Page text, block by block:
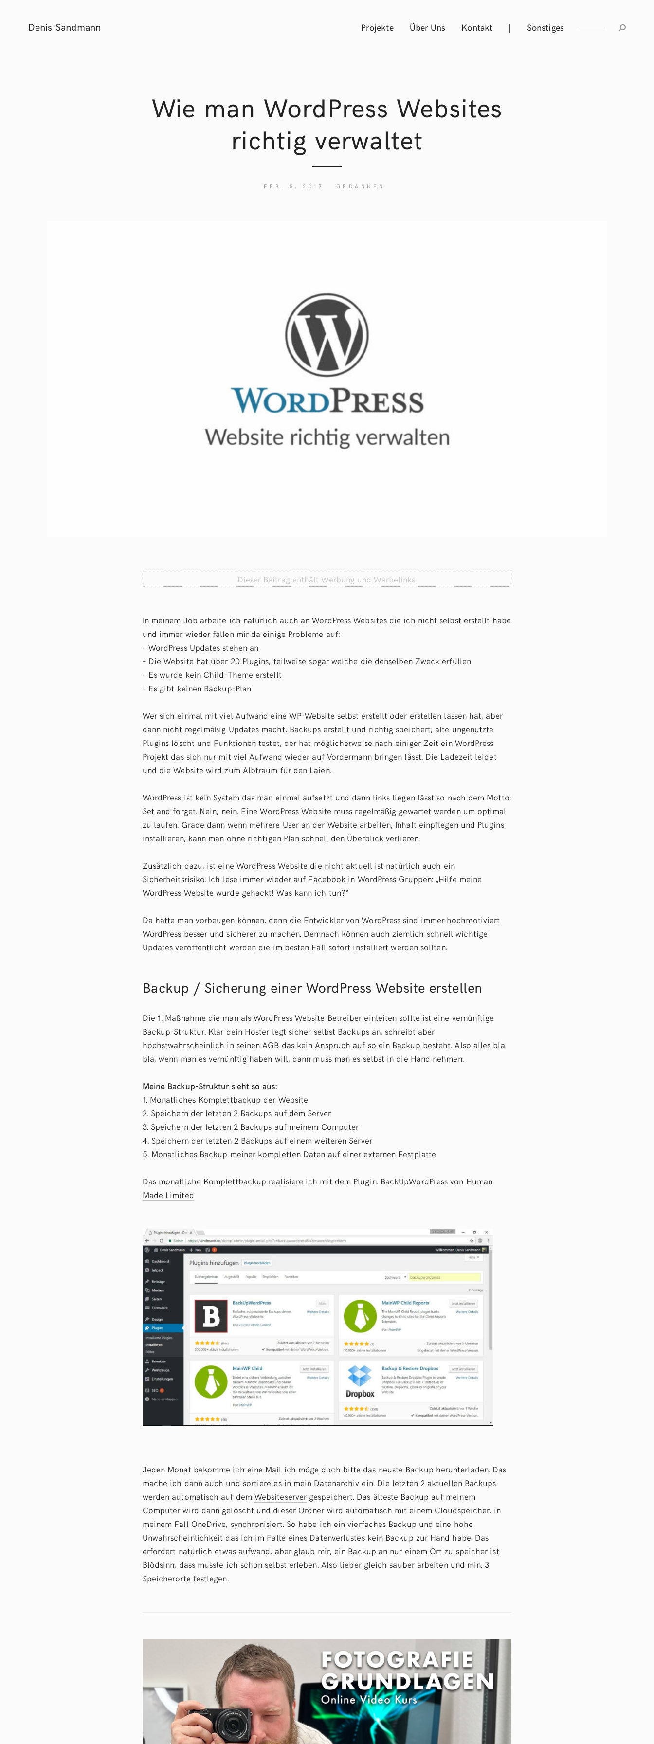
Denis Sandmann Projekte Über Uns Kontakt | Sonstiges
Wie man WordPress Websites
richtig verwaltet
FEB. 5, 2017 GEDANKEN
Dieser Beitrag enthält Werbung und Werbelinks.
In meinem Job arbeite ich natürlich auch an WordPress Websites die ich nicht selbst erstellt habe
und immer wieder fallen mir da einige Probleme auf:
– WordPress Updates stehen an
– Die Website hat über 20 Plugins, teilweise sogar welche die denselben Zweck erfüllen
– Es wurde kein Child-Theme erstellt
– Es gibt keinen Backup-Plan
Wer sich einmal mit viel Aufwand eine WP-Website selbst erstellt oder erstellen lassen hat, aber
dann nicht regelmäßig Updates macht, Backups erstellt und richtig speichert, alte ungenutzte
Plugins löscht und Funktionen testet, der hat möglicherweise nach einiger Zeit ein WordPress
Projekt das sich nur mit viel Aufwand wieder auf Vordermann bringen lässt. Die Ladezeit leidet
und die Website wird zum Albtraum für den Laien.
WordPress ist kein System das man einmal aufsetzt und dann links liegen lässt so nach dem Motto:
Set and forget. Nein, nein. Eine WordPress Website muss regelmäßig gewartet werden um optimal
zu laufen. Grade dann wenn mehrere User an der Website arbeiten, Inhalt einpflegen und Plugins
installieren, kann man ohne richtigen Plan schnell den Überblick verlieren.
Zusätzlich dazu, ist eine WordPress Website die nicht aktuell ist natürlich auch ein
Sicherheitsrisiko. Ich lese immer wieder auf Facebook in WordPress Gruppen: „Hilfe meine
WordPress Website wurde gehackt! Was kann ich tun?“
Da hätte man vorbeugen können, denn die Entwickler von WordPress sind immer hochmotiviert
WordPress besser und sicherer zu machen. Demnach können auch ziemlich schnell wichtige
Updates veröffentlicht werden die im besten Fall sofort installiert werden sollten.
Backup / Sicherung einer WordPress Website erstellen
Die 1. Maßnahme die man als WordPress Website Betreiber einleiten sollte ist eine vernünftige
Backup-Struktur. Klar dein Hoster legt sicher selbst Backups an, schreibt aber
höchstwahrscheinlich in seinen AGB das kein Anspruch auf so ein Backup besteht. Also alles bla
bla, wenn man es vernünftig haben will, dann muss man es selbst in die Hand nehmen.
Meine Backup-Struktur sieht so aus:
1. Monatliches Komplettbackup der Website
2. Speichern der letzten 2 Backups auf dem Server
3. Speichern der letzten 2 Backups auf meinem Computer
4. Speichern der letzten 2 Backups auf einem weiteren Server
5. Monatliches Backup meiner kompletten Daten auf einer externen Festplatte
Das monatliche Komplettbackup realisiere ich mit dem Plugin: BackUpWordPress von Human
Made Limited
Jeden Monat bekomme ich eine Mail ich möge doch bitte das neuste Backup herunterladen. Das
mache ich dann auch und sortiere es in mein Datenarchiv ein. Die letzten 2 aktuellen Backups
werden automatisch auf dem Websiteservergespeichert. Das älteste Backup auf meinem
Computer wird dann gelöscht und dieser Ordner wird automatisch mit einem Cloudspeicher, in
meinem Fall OneDrive, synchronisiert. So habe ich ein vierfaches Backup und eine hohe
Unwahrscheinlichkeit das ich im Falle eines Datenverlustes kein Backup zur Hand habe. Das
erfordert natürlich etwas aufwand, aber glaub mir, ein Backup an nur einem Ort zu speicher ist
Blödsinn, dass musste ich schon selbst erleben. Also lieber gleich sauber arbeiten und min. 3
Speicherorte festlegen.